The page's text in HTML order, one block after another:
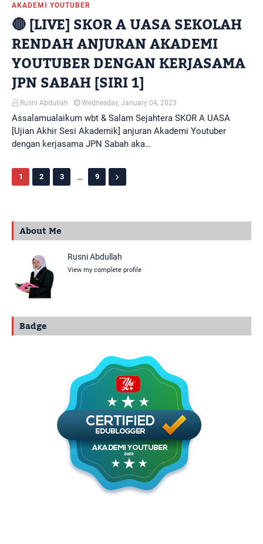
AKADEMI YOUTUBER
🔴 [LIVE] SKOR A UASA SEKOLAH
RENDAH ANJURAN AKADEMI
YOUTUBER DENGAN KERJASAMA
JPN SABAH [SIRI 1]
Rusni Abdullah Wednesday, January 04, 2023
Assalamualaikum wbt & Salam Sejahtera SKOR A UASA
[Ujian Akhir Sesi Akademik] anjuran Akademi Youtuber
dengan kerjasama JPN Sabah aka…
1 2 3 ... 9
About Me
Rusni Abdullah
View my complete profile
Badge